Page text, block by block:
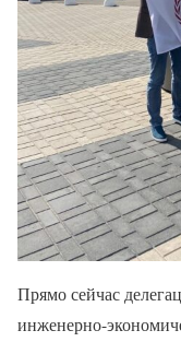
Прямо сейчас
инженерно-